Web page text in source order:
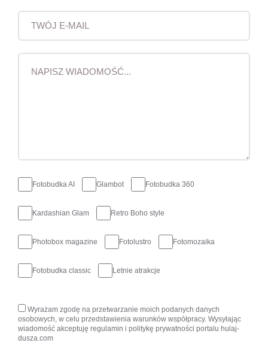
Fotobudka AI Glambot Fotobudka 360
Kardashian Glam Retro Boho style
Photobox magazine Fotolustro Fotomozaika
Fotobudka classic Letnie atrakcje
Wyrażam zgodę na przetwarzanie moich podanych danych
osobowych, w celu przedstawienia warunków współpracy. Wysyłając
wiadomość akceptuję regulamin i politykę prywatności portalu hulaj-
dusza.com